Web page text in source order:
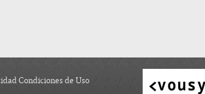
Condiciones de Uso